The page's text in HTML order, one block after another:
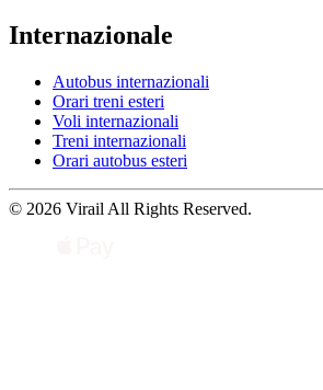
Internazionale
Autobus internazionali
Orari treni esteri
Voli internazionali
Treni internazionali
Orari autobus esteri
© 2026 Virail All Rights Reserved.